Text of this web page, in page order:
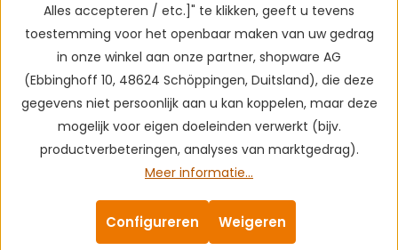
Alles accepteren / etc.]" te klikken, geeft u tevens
toestemming voor het openbaar maken van uw gedrag
in onze winkel aan onze partner, shopware AG
(Ebbinghoff 10, 48624 Schöppingen, Duitsland), die deze
gegevens niet persoonlijk aan u kan koppelen, maar deze
mogelijk voor eigen doeleinden verwerkt (bijv.
productverbeteringen, analyses van marktgedrag).
Meer informatie...
Weigeren
Configureren